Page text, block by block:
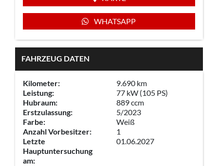
WHATSAPP
FAHRZEUG DATEN
Kilometer:
9.690 km
Leistung:
77 kW (105 PS)
Hubraum:
889 ccm
Erstzulassung:
5/2023
Farbe:
Weiß
Anzahl Vorbesitzer:
1
Letzte
Hauptuntersuchung
am:
01.06.2027